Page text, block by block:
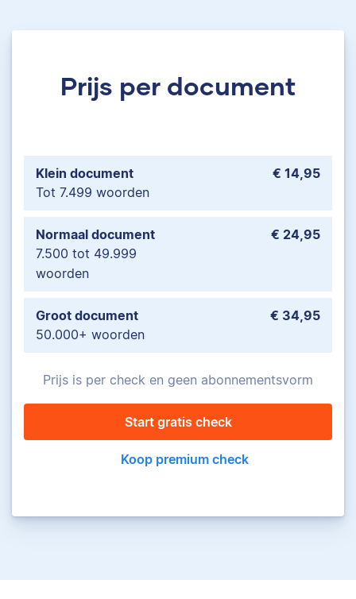
Prijs per document
Klein document
Tot 7.499 woorden
€ 14,95
Normaal document
7.500 tot 49.999
woorden
€ 24,95
Groot document
50.000+ woorden
€ 34,95
Prijs is per check en geen abonnementsvorm
Start gratis check
Koop premium check